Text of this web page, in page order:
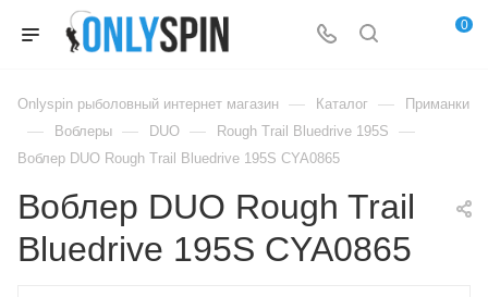
0
Onlyspin рыболовный интернет магазин — Каталог — Приманки
— Воблеры — DUO — Rough Trail Bluedrive 195S —
Воблер DUO Rough Trail Bluedrive 195S CYA0865
Воблер DUO Rough Trail
Bluedrive 195S CYA0865